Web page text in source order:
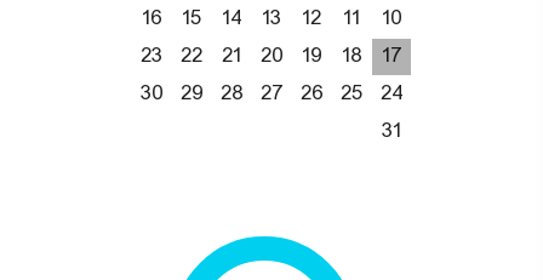
16
15 14 13 12 11
10
23 22 21 20 19 18
17
30 29 28 27 26 25 24
31